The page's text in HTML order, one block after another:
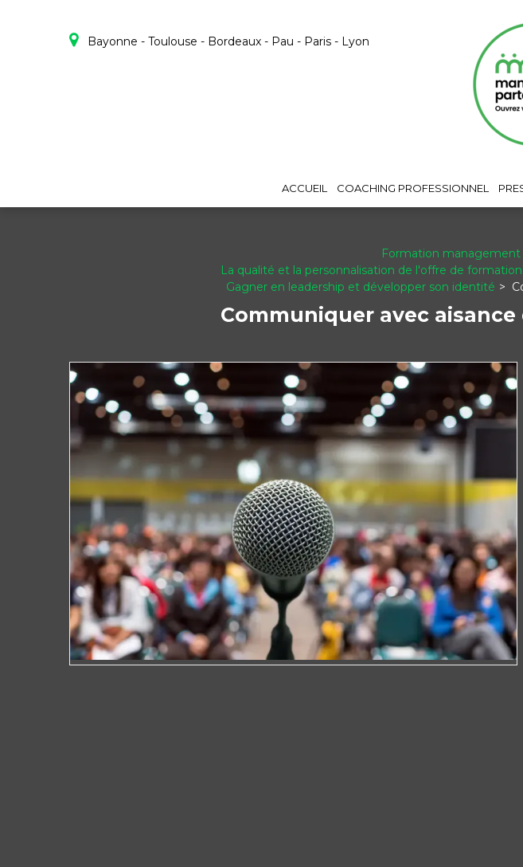
Bayonne - Toulouse - Bordeaux - Pau - Paris - Lyon
ACCUEIL COACHING PROFESSIONNEL
Formation management
La qualité et la personnalisation de l'offre de
Gagner en leadership et développer son identité
Communiquer avec